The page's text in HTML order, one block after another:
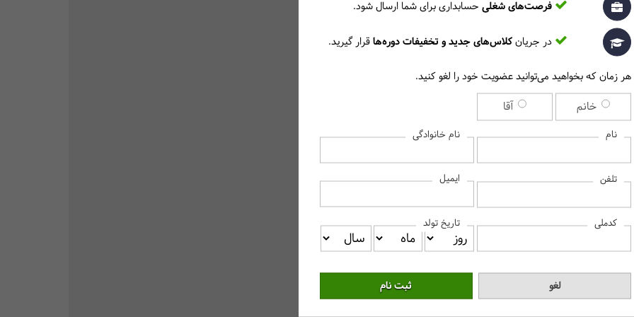
چرا این دوره را در مرکز آموزش حسابداران خبره انتخاب کنیم؟
و دانشگاه صنعت نفت صادر می‌شود.
ایران هستند.
حسابداری و مالی در ایران است.
برای دیدن پاسخ سوالات متداول، لطفا روی هر سوال کلیک کنید‎
فرصت‌های شغلی حسابداری برای شما ارسال شود.
در جریانکلاس‌های جدید و تخفیفات دوره‌هاقرار گیرید.
هر زمان که بخواهید می‌توانید عضویت خود را لغو کنید.
خانم آقا
نام نام خانوادگی
تلفن ایمیل
کدملی تاریخ تولد